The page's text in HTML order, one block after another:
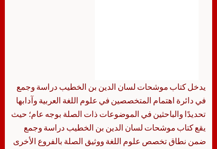
يدخل كتاب موشحات لسان الدين بن الخطيب دراسة وجمع
في دائرة اهتمام المتخصصين في علوم اللغة العربية وآدابها
تحديدًا والباحثين في الموضوعات ذات الصلة بوجه عام؛ حيث
يقع كتاب موشحات لسان الدين بن الخطيب دراسة وجمع
ضمن نطاق تخصص علوم اللغة ووثيق الصلة بالفروع الأخرى